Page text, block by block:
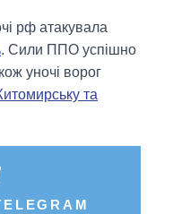
рф атакувала
. Сили ППО успішно
уночі ворог
та